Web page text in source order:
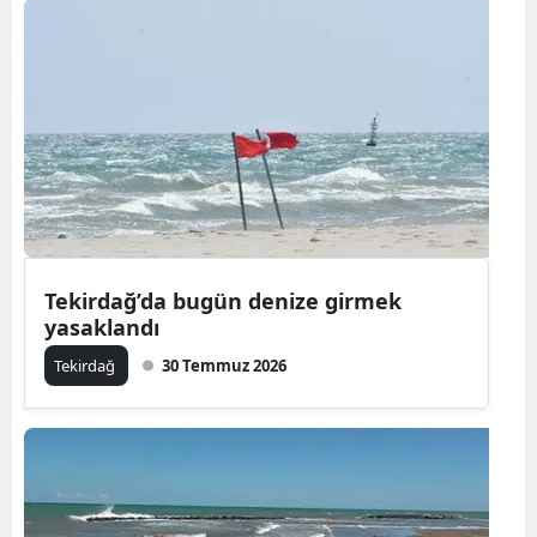
Sinop
Sivas
Tekirdağ
Şanlıurfa
Van
Tekirdağ’da bugün denize girmek
yasaklandı
Tekirdağ 30 Temmuz 2026